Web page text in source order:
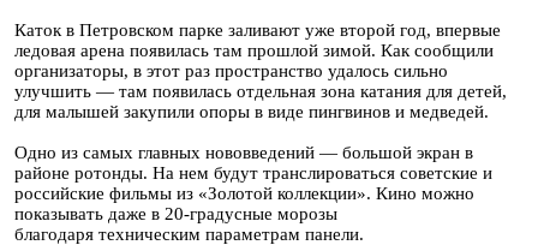
Каток в Петровском парке заливают уже второй год, впервые
ледовая арена появилась там прошлой зимой. Как сообщили
организаторы, в этот раз пространство удалось сильно
улучшить — там появилась отдельная зона катания для детей,
для малышей закупили опоры в виде пингвинов и медведей.
Одно из самых главных нововведений — большой экран в
районе ротонды. На нем будут транслироваться советские и
российские фильмы из «Золотой коллекции». Кино можно
показывать даже в 20-градусные морозы
благодаря техническим параметрам панели.